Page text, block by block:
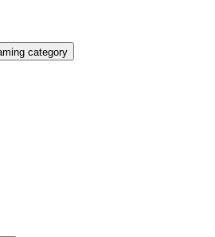
category